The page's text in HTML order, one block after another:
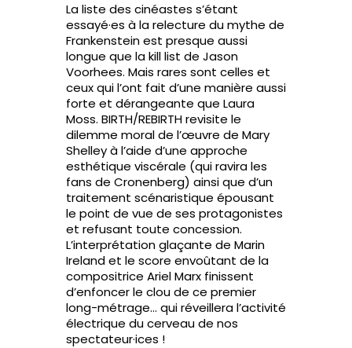
La liste des cinéastes s’étant
essayé·es à la relecture du mythe de
Frankenstein est presque aussi
longue que la kill list de Jason
Voorhees. Mais rares sont celles et
ceux qui l’ont fait d’une manière aussi
forte et dérangeante que Laura
Moss. BIRTH/REBIRTH revisite le
dilemme moral de l’œuvre de Mary
Shelley à l’aide d’une approche
esthétique viscérale (qui ravira les
fans de Cronenberg) ainsi que d’un
traitement scénaristique épousant
le point de vue de ses protagonistes
et refusant toute concession.
L’interprétation glaçante de Marin
Ireland et le score envoûtant de la
compositrice Ariel Marx finissent
d’enfoncer le clou de ce premier
long-métrage… qui réveillera l’activité
électrique du cerveau de nos
spectateur·ices !